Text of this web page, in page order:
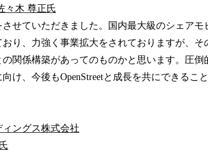
木 尊正氏
せていただきました。国内最大級のシェア
り、力強く事業拡大をされておりますが、
関係構築があってのものかと思います。圧倒
け、今後もOpenStreetと成長を共にできるこ
ングス株式会社